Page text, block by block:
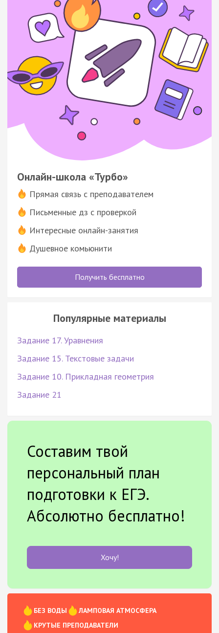
Онлайн-школа «Турбо»
Прямая связь с преподавателем
Письменные дз с проверкой
Интересные онлайн-занятия
Душевное комьюнити
Получить бесплатно
Популярные материалы
Задание 17. Уравнения
Задание 15. Текстовые задачи
Задание 10. Прикладная геометрия
Задание 21
Составим твой
персональный план
подготовки к ЕГЭ.
Абсолютно бесплатно!
Хочу!
БЕЗ ВОДЫ
ЛАМПОВАЯ АТМОСФЕРА
КРУТЫЕ ПРЕПОДАВАТЕЛИ